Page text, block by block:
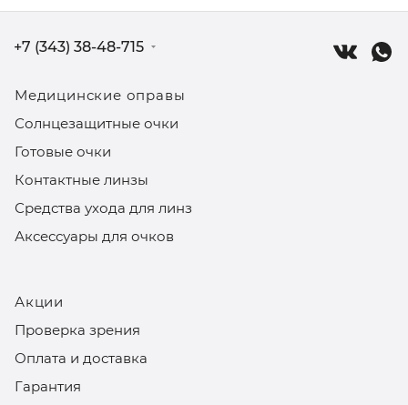
Медицинские оправы
Солнцезащитные очки
Готовые очки
Контактные линзы
Средства ухода для линз
Аксессуары для очков
Акции
Проверка зрения
Оплата и доставка
Гарантия
+7 (343) 38-48-715